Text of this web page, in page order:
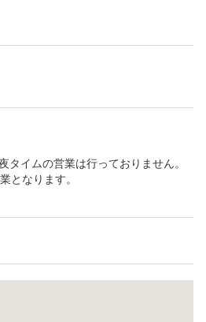
イムの営業は行っておりません。
となります。